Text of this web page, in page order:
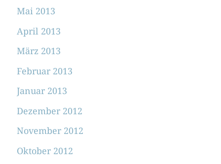
Mai 2013
April 2013
März 2013
Februar 2013
Januar 2013
Dezember 2012
November 2012
Oktober 2012